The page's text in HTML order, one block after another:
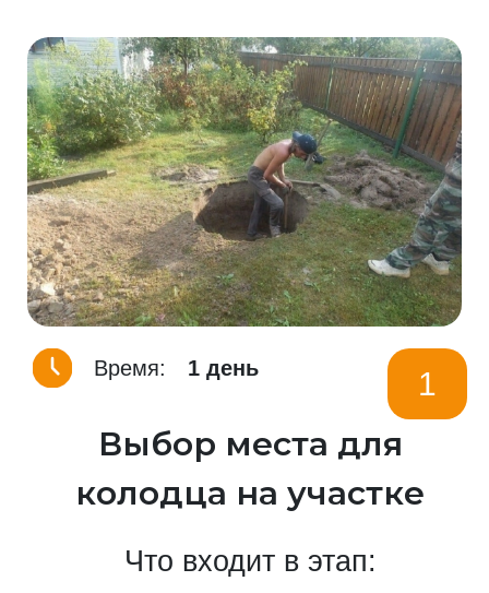
Время: 1 день 1
Выбор места для
колодца на участке
Что входит в этап: